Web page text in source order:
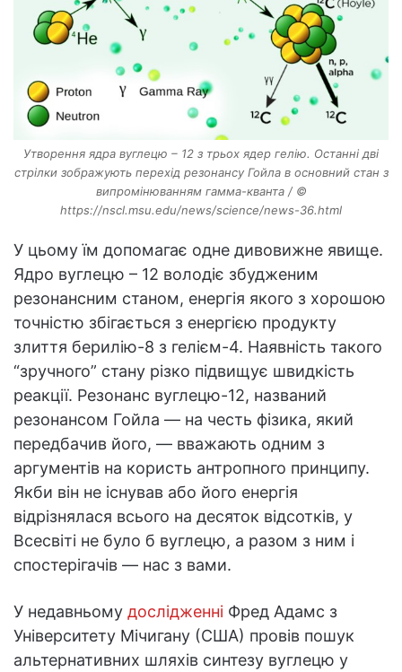
Утворення ядра вуглецю – 12 з трьох ядер гелію. Останні дві
стрілки зображують перехід резонансу Гойла в основний стан з
випромінюванням гамма-кванта / ©
https://nscl.msu.edu/news/science/news-36.html
У цьому їм допомагає одне дивовижне явище.
Ядро вуглецю – 12 володіє збудженим
резонансним станом, енергія якого з хорошою
точністю збігається з енергією продукту
злиття берилію-8 з гелієм-4. Наявність такого
“зручного” стану різко підвищує швидкість
реакції. Резонанс вуглецю-12, названий
резонансом Гойла — на честь фізика, який
передбачив його, — вважають одним з
аргументів на користь антропного принципу.
Якби він не існував або його енергія
відрізнялася всього на десяток відсотків, у
Всесвіті не було б вуглецю, а разом з ним і
спостерігачів — нас з вами.
У недавньому дослідженні Фред Адамс з
Університету Мічигану (США) провів пошук
альтернативних шляхів синтезу вуглецю у